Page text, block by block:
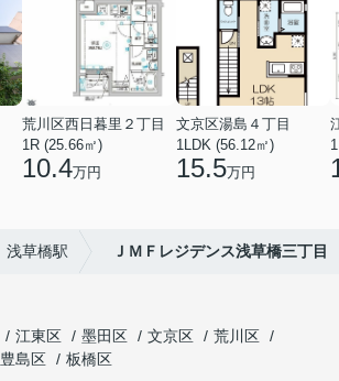
荒川区西日暮里２丁目
1R (25.66㎡)
10.4万円
文京区湯島４丁目
1LDK (56.12㎡)
15.5万円
浅草橋駅 ＪＭＦレジデンス浅草橋三丁目
江東区 墨田区 文京区
荒川区
豊島区
板橋区